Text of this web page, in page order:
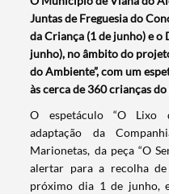
Juntas de Freguesia do
da Criança (1 de junho) e
junho), no âmbito do
do Ambiente”, com um
às cerca de 360 crianças
​O espetáculo “O Lixo
adaptação da
Marionetas, da peça “O
alertar para a recolha de
próximo dia 1 de junho,